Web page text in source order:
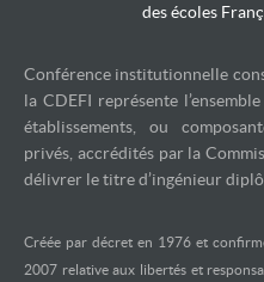
des écoles
Conférence institutionnelle
la CDEFI représente
établissements, ou
privés, accrédités par la
délivrer le titre d’ingénieur
Créée par décret en 1976 et
2007 relative aux libertés et